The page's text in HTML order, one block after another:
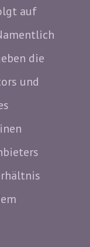
auf
die
und